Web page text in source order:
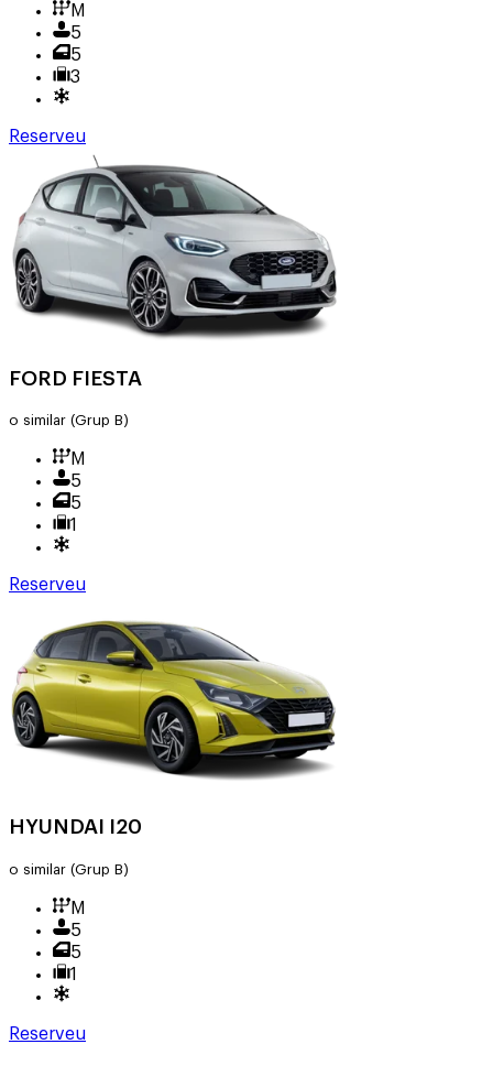
M
5
5
3
Reserveu
FORD FIESTA
o similar (Grup B)
M
5
5
1
Reserveu
HYUNDAI I20
o similar (Grup B)
M
5
5
1
Reserveu